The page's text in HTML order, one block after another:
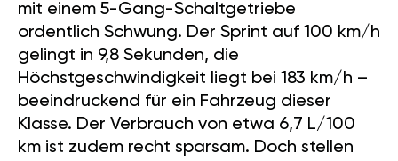
mit einem 5-Gang-Schaltgetriebe
ordentlich Schwung. Der Sprint auf 100 km/h
gelingt in 9,8 Sekunden, die
Höchstgeschwindigkeit liegt bei 183 km/h –
beeindruckend für ein Fahrzeug dieser
Klasse. Der Verbrauch von etwa 6,7 L/100
km ist zudem recht sparsam. Doch stellen